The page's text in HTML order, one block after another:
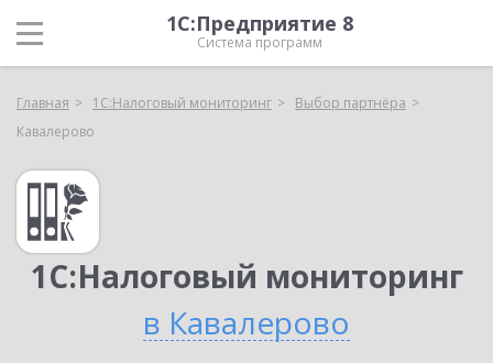
1С:Предприятие 8
Система программ
Главная 1С:Налоговый мониторинг
Выбор партнёра
Кавалерово
1С:Налоговый мониторинг
в Кавалерово